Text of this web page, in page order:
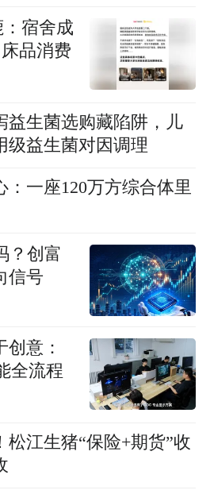
宿舍成
品消费
益生菌选购藏陷阱，儿
级益生菌对因调理
：一座120万方综合体里
？创富
信号
意：
全流程
松江生猪“保险+期货”收